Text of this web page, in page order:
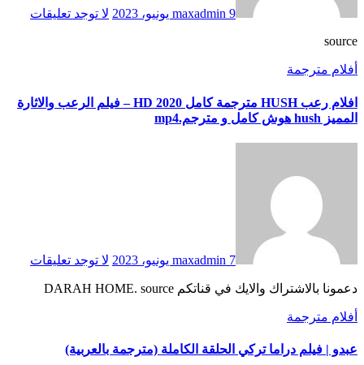
maxadmin 9 يونيو، 2023
لا توجد تعليقات
source
أفلام مترجمة
افلام رعب HUSH مترجمة كامل HD 2020 – فيلم الرعب والاثارة
المميز hush هوش كامل و مترجم.mp4
maxadmin 7 يونيو، 2023 لا توجد تعليقات
دعمونا بالاشتراك والايك في قناتكم DARAH HOME. source
أفلام مترجمة
عبدو | فيلم دراما تركي الحلقة الكاملة (مترجمة بالعربية)